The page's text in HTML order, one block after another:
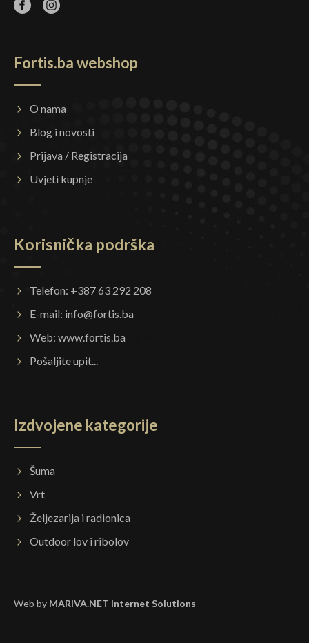
Fortis.ba webshop
O nama
Blog i novosti
Prijava / Registracija
Uvjeti kupnje
Korisnička podrška
Telefon: +387 63 292 208
E-mail: info@fortis.ba
Web: www.fortis.ba
Pošaljite upit...
Izdvojene kategorije
Šuma
Vrt
Željezarija i radionica
Outdoor lov i ribolov
Web by MARIVA.NET Internet Solutions